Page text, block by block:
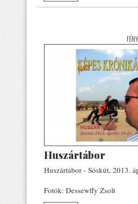
Huszártábor
Huszártábor - Sóskút, 2013.
Fotók: Dessewffy Zsolt